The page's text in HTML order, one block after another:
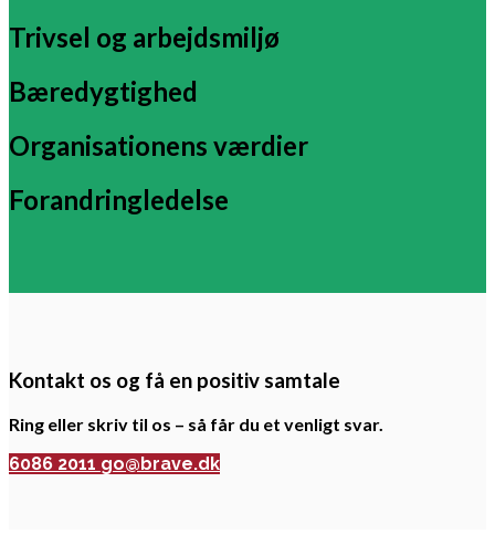
Trivsel og arbejdsmiljø
Bæredygtighed
Organisationens værdier
Forandringledelse
Kontakt os og få en positiv samtale
Ring eller skriv til os – så får du et venligt svar.
6086 2011 go@brave.dk